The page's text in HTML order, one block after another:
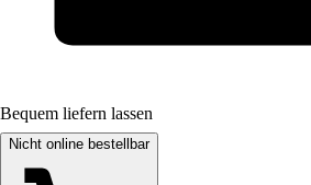
Bequem liefern lassen
Nicht online bestellbar